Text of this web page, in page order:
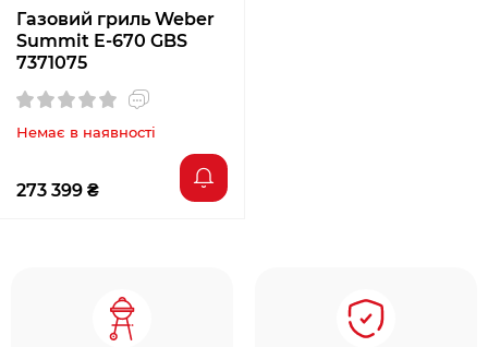
Газовий гриль Weber
Summit E-670 GBS
7371075
Немає в наявності
273 399 ₴